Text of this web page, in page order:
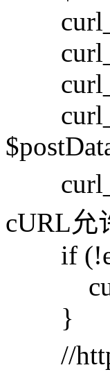
cURL允
if
}
//https